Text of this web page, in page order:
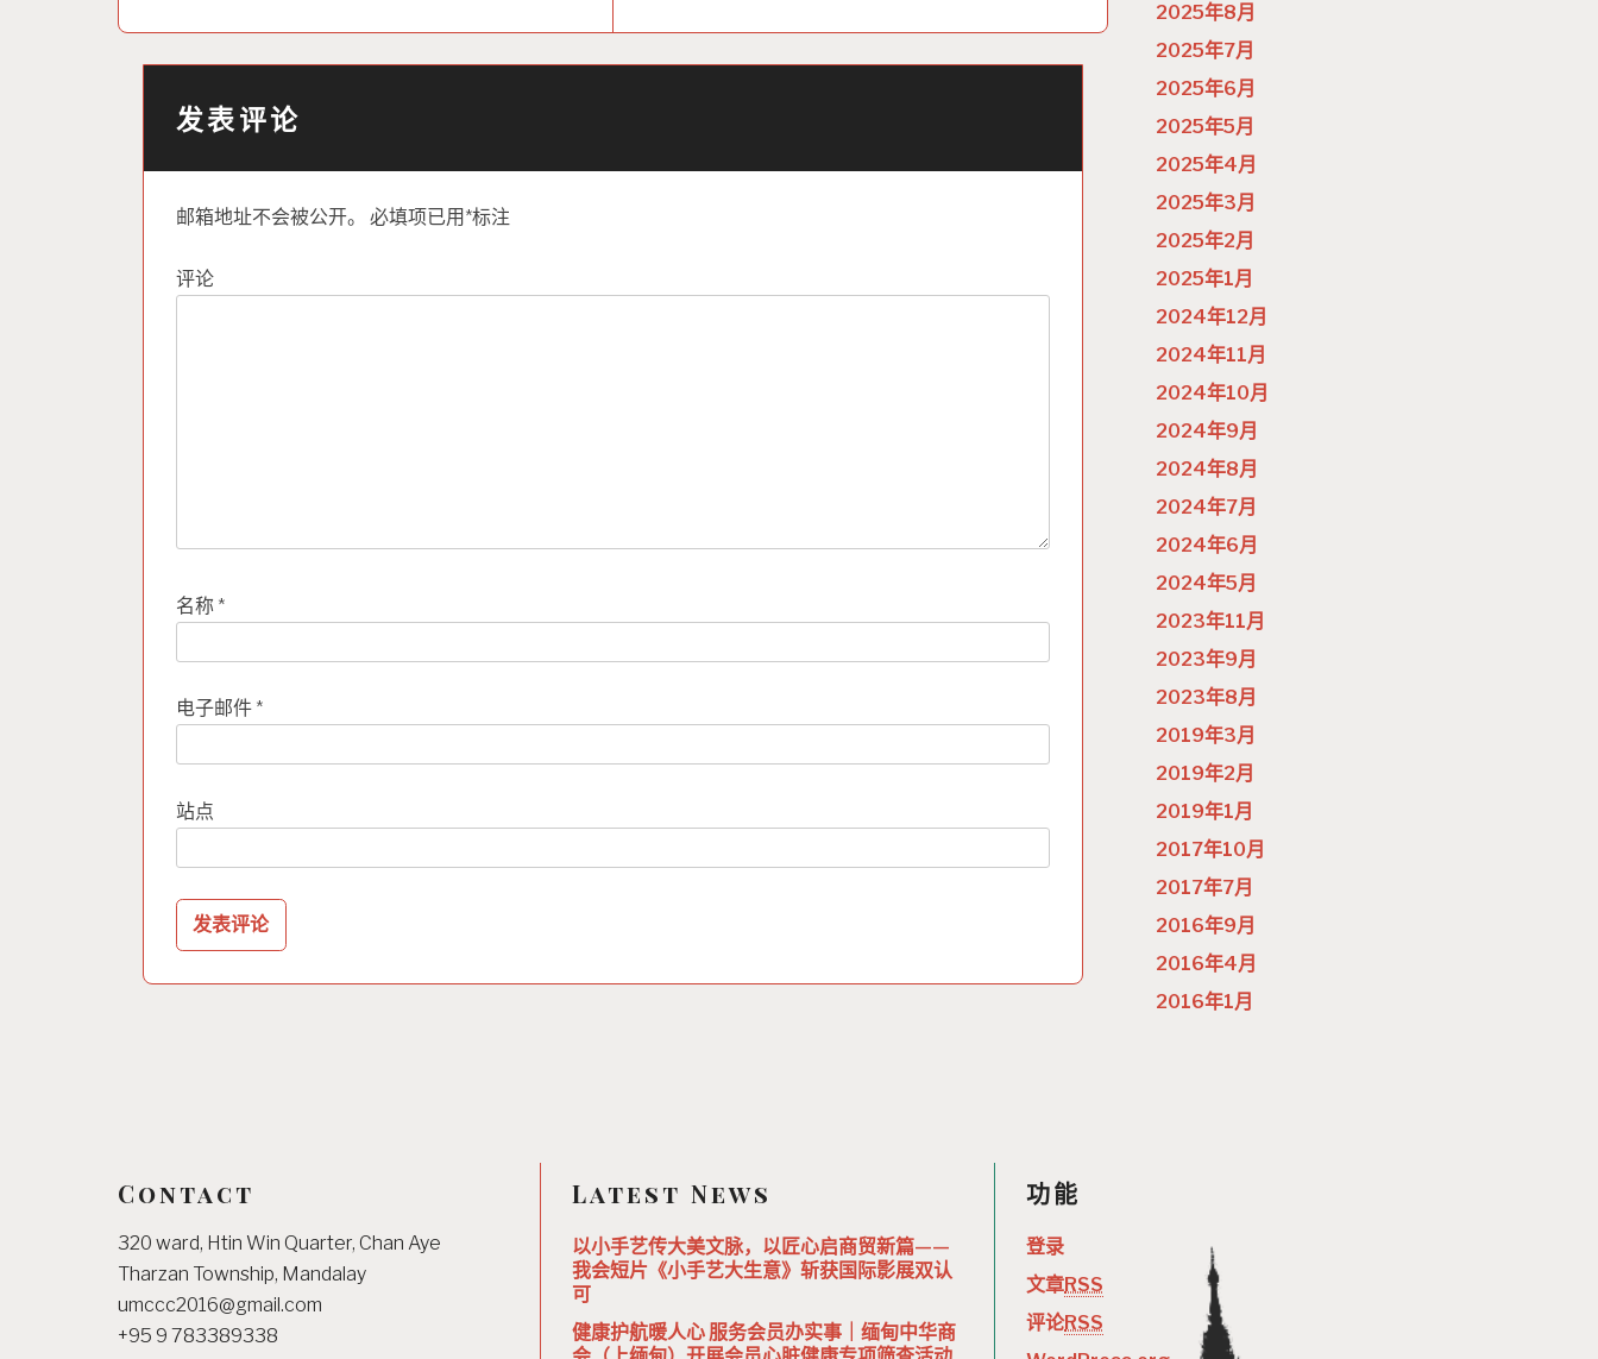
航
发表评论
邮箱地址不会被公开。 必填项已用 *标注
评论
名称 *
电子邮件 *
站点
2025年8月
2025年7月
2025年6月
2025年5月
2025年4月
2025年3月
2025年2月
2025年1月
2024年12月
2024年11月
2024年10月
2024年9月
2024年8月
2024年7月
2024年6月
2024年5月
2023年11月
2023年9月
2023年8月
2019年3月
2019年2月
2019年1月
2017年10月
2017年7月
2016年9月
2016年4月
2016年1月
Contact
320 ward, Htin Win Quarter, Chan Aye
Tharzan Township, Mandalay
umccc2016@gmail.com
+95 9 783389338
Latest News
以小手艺传大美文脉，以匠心启商贸新篇——
我会短片《小手艺大生意》斩获国际影展双认
可
健康护航暖人心 服务会员办实事｜缅甸中华商
功能
登录
文章RSS
评论RSS